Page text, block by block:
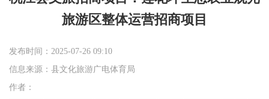
旅游区整体运营招商项目
发布时间：2025-07-26 09:10
信息来源：县文化旅游广电体育局
作者：